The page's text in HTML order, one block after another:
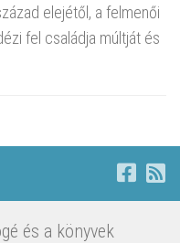
elejétől, a felmenői
fel családja múltját és
és a könyvek